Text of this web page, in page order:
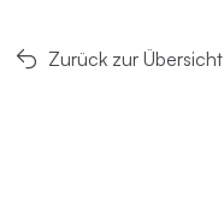
Zurück zur Übersicht